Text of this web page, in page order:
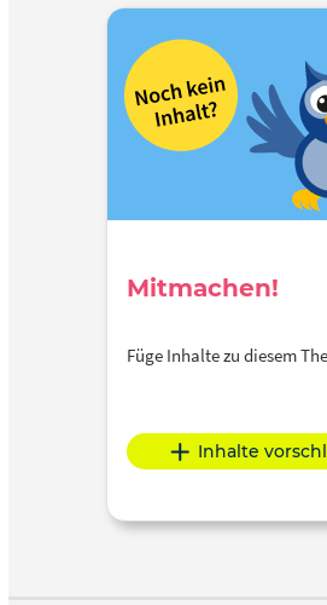
Mitmachen!
Füge Inhalte zu diesem
Inhalte